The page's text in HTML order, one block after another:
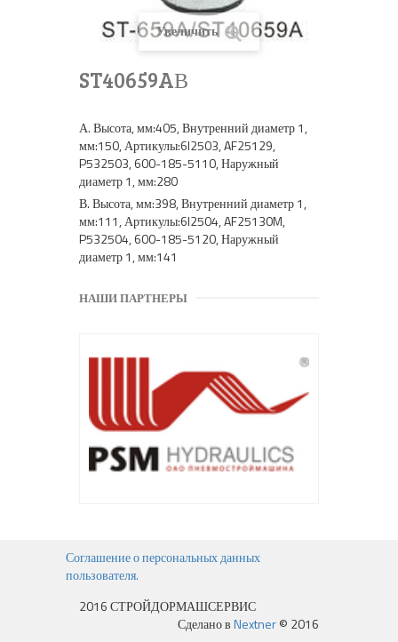
Увеличить
ST40659AВ
А. Высота, мм:405, Внутренний диаметр 1,
мм:150, Артикулы:6I2503, AF25129,
P532503, 600-185-5110, Наружный
диаметр 1, мм:280
В. Высота, мм:398, Внутренний диаметр 1,
мм:111, Артикулы:6I2504, AF25130M,
P532504, 600-185-5120, Наружный
диаметр 1, мм:141
НАШИ ПАРТНЕРЫ
Соглашение о персональных данных
пользователя.
2016 СТРОЙДОРМАШСЕРВИС
Сделано вNextner© 2016